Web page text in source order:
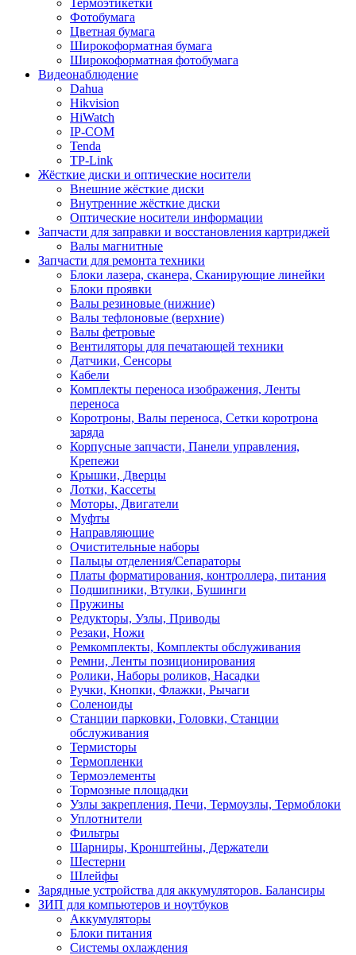
Термоэтикетки
Фотобумага
Цветная бумага
Широкоформатная бумага
Широкоформатная фотобумага
Видеонаблюдение
Dahua
Hikvision
HiWatch
IP-COM
Tenda
TP-Link
Жёсткие диски и оптические носители
Внешние жёсткие диски
Внутренние жёсткие диски
Оптические носители информации
Запчасти для заправки и восстановления картриджей
Валы магнитные
Запчасти для ремонта техники
Блоки лазера, сканера, Сканирующие линейки
Блоки проявки
Валы резиновые (нижние)
Валы тефлоновые (верхние)
Валы фетровые
Вентиляторы для печатающей техники
Датчики, Сенсоры
Кабели
Комплекты переноса изображения, Ленты
переноса
Коротроны, Валы переноса, Сетки коротрона
заряда
Корпусные запчасти, Панели управления,
Крепежи
Крышки, Дверцы
Лотки, Кассеты
Моторы, Двигатели
Муфты
Направляющие
Очистительные наборы
Пальцы отделения/Сепараторы
Платы форматирования, контроллера, питания
Подшипники, Втулки, Бушинги
Пружины
Редукторы, Узлы, Приводы
Резаки, Ножи
Ремкомплекты, Комплекты обслуживания
Ремни, Ленты позиционирования
Ролики, Наборы роликов, Насадки
Ручки, Кнопки, Флажки, Рычаги
Соленоиды
Станции парковки, Головки, Станции
обслуживания
Термисторы
Термопленки
Термоэлементы
Тормозные площадки
Узлы закрепления, Печи, Термоузлы, Термоблоки
Уплотнители
Фильтры
Шарниры, Кронштейны, Держатели
Шестерни
Шлейфы
Зарядные устройства для аккумуляторов. Балансиры
ЗИП для компьютеров и ноутбуков
Аккумуляторы
Блоки питания
Системы охлаждения